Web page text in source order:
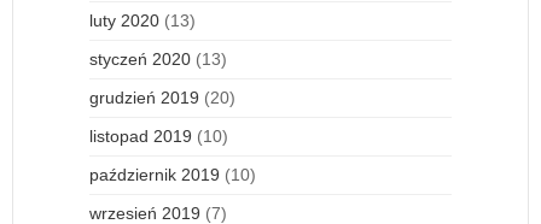
luty 2020 (13)
styczeń 2020 (13)
grudzień 2019 (20)
listopad 2019 (10)
październik 2019 (10)
wrzesień 2019 (7)